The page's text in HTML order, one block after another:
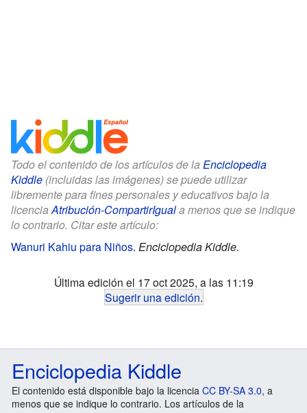
Todo el contenido de los artículos de la Enciclopedia
Kiddle (incluidas las imágenes) se puede utilizar
libremente para fines personales y educativos bajo la
licenciaAtribución-CompartirIguala menos que se indique
lo contrario. Citar este artículo:
Wanuri Kahiu para Niños. Enciclopedia Kiddle.
Última edición el 17 oct 2025, a las 11:19
Sugerir una edición.
Enciclopedia Kiddle
El contenido está disponible bajo la licencia CC BY-SA 3.0, a
menos que se indique lo contrario. Los artículos de la